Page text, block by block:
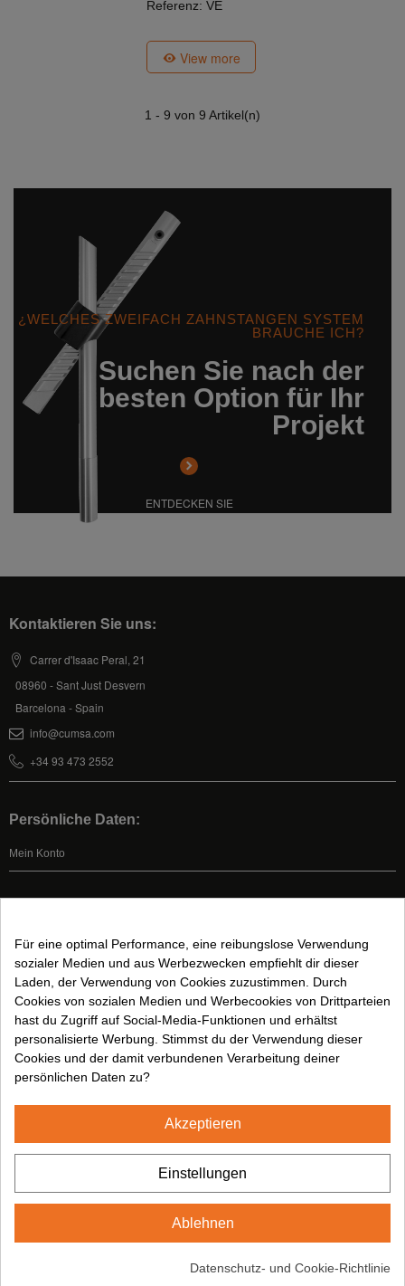
Referenz: VE
View more
1 - 9 von 9 Artikel(n)
¿WELCHES ZWEIFACH ZAHNSTANGEN SYSTEM
BRAUCHE ICH?
Suchen Sie nach der
besten Option für Ihr
Projekt
ENTDECKEN SIE
Kontaktieren Sie uns:
Carrer d'Isaac Peral, 21
08960 - Sant Just Desvern
Barcelona - Spain
info@cumsa.com
+34 93 473 2552
Persönliche Daten:
Mein Konto
Allgemeine Geschäftsbedingungen
Rechtlicher Hinweis
Datenschutzbestimmungen
Folgen Sie uns auf:
2024© CUMSA - Alle Rechte vorbehalten
Für eine optimal Performance, eine reibungslose Verwendung
sozialer Medien und aus Werbezwecken empfiehlt dir dieser
Laden, der Verwendung von Cookies zuzustimmen. Durch
Cookies von sozialen Medien und Werbecookies von Drittparteien
hast du Zugriff auf Social-Media-Funktionen und erhältst
personalisierte Werbung. Stimmst du der Verwendung dieser
Cookies und der damit verbundenen Verarbeitung deiner
persönlichen Daten zu?
Akzeptieren
Einstellungen
Ablehnen
Datenschutz- und Cookie-Richtlinie